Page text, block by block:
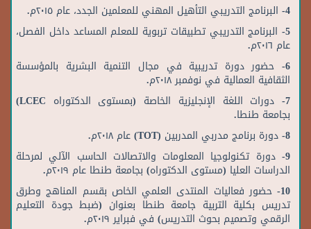
4- البرنامج التدريبي التأهيل المهني للمعلمين الجدد، عام ۲۰۱٥م.
5- البرنامج التدريبي تطبيقات تربوية للمعلم المساعد داخل الفصل،
عام ۲۰۱٦م.
6- حضور دورة تدريبية في مجال التنمية البشرية بالمؤسسة
الثقافية العمالية في نوفمبر ٢٠١٨م.
7- دورات اللغة الإنجليزية الخاصة (بمستوى الدكتوراه LCEC)
بجامعة طنطا.
8- دورة برنامج مدربي المدربين (TOT) عام ٢٠١٨م.
9- دورة تكنولوجيا المعلومات والاتصالات الحاسب الآلي لمرحلة
الدراسات العليا (مستوى الدكتوراه) بجامعة طنطا عام ٢٠١٩م.
10- حضور فعاليات المنتدى العلمي الخاص بقسم المناهج وطرق
تدريس بكلية التربية جامعة طنطا بعنوان (ضبط جودة التعليم
الرقمي وتصميم بحوث التدريس) في فبراير ٢٠١٩م.